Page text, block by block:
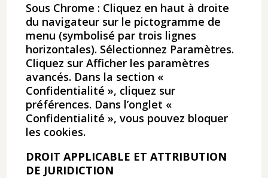
Sous Chrome : Cliquez en haut à droite
du navigateur sur le pictogramme de
menu (symbolisé par trois lignes
horizontales). Sélectionnez Paramètres.
Cliquez sur Afficher les paramètres
avancés. Dans la section «
Confidentialité », cliquez sur
préférences. Dans l’onglet «
Confidentialité », vous pouvez bloquer
les cookies.
DROIT APPLICABLE ET ATTRIBUTION
DE JURIDICTION